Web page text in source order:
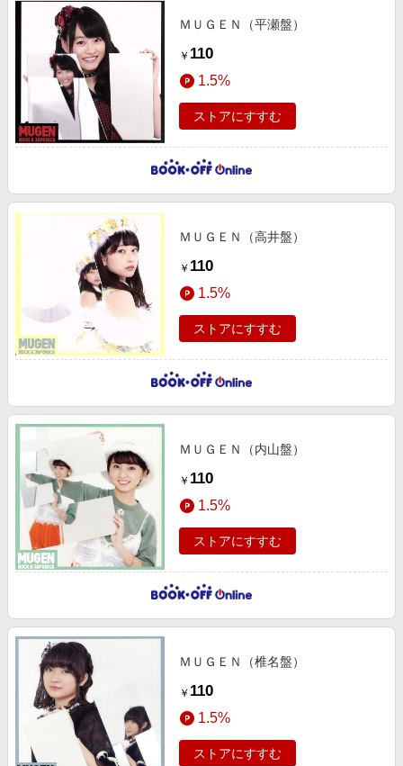
ＭＵＧＥＮ（平瀬盤）
￥ 110
1.5%
ストアにすすむ
ＭＵＧＥＮ（高井盤）
￥ 110
1.5%
ストアにすすむ
ＭＵＧＥＮ（内山盤）
￥ 110
1.5%
ストアにすすむ
ＭＵＧＥＮ（椎名盤）
￥ 110
1.5%
ストアにすすむ